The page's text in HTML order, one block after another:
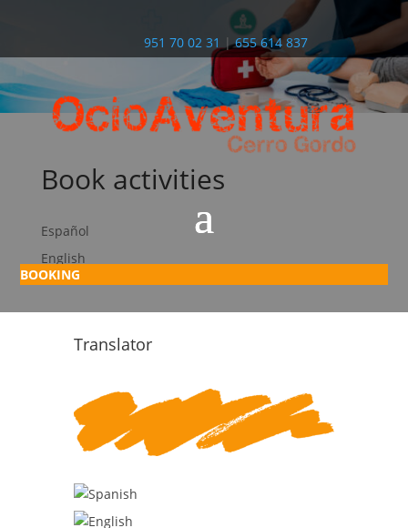
951 70 02 31 |655 614 837
BOOKING
Book activities
Español
English
Translator